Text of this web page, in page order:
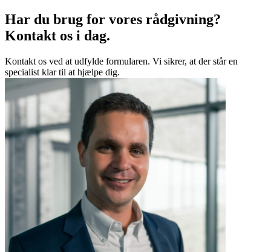
Har du brug for vores rådgivning?
Kontakt os i dag.
Kontakt os ved at udfylde formularen. Vi sikrer, at der står en
specialist klar til at hjælpe dig.